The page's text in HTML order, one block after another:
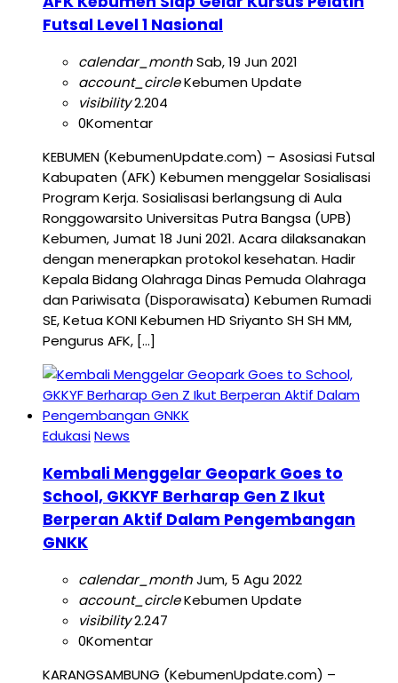
Futsal Level 1 Nasional
calendar_monthSab, 19 Jun 2021
account_circleKebumen Update
visibility2.204
0Komentar
KEBUMEN (KebumenUpdate.com) – Asosiasi Futsal
Kabupaten (AFK) Kebumen menggelar Sosialisasi
Program Kerja. Sosialisasi berlangsung di Aula
Ronggowarsito Universitas Putra Bangsa (UPB)
Kebumen, Jumat 18 Juni 2021. Acara dilaksanakan
dengan menerapkan protokol kesehatan. Hadir
Kepala Bidang Olahraga Dinas Pemuda Olahraga
dan Pariwisata (Disporawisata) Kebumen Rumadi
SE, Ketua KONI Kebumen HD Sriyanto SH SH MM,
Pengurus AFK, […]
EdukasiNews
Kembali Menggelar Geopark Goes to
School, GKKYF Berharap Gen Z Ikut
Berperan Aktif Dalam Pengembangan
GNKK
calendar_monthJum, 5 Agu 2022
account_circleKebumen Update
visibility2.247
0Komentar
KARANGSAMBUNG (KebumenUpdate.com) –